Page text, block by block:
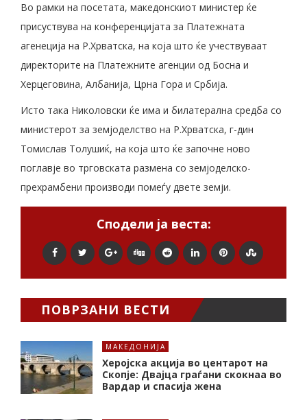
Во рамки на посетата, македонскиот министер ќе
присуствува на конференцијата за Платежната
агенеција на Р.Хрватска, на која што ќе учествуваат
директорите на Платежните агенции од Босна и
Херцеговина, Албанија, Црна Гора и Србија.
Исто така Николовски ќе има и билатерална средба со
министерот за земјоделство на Р.Хрватска, г-дин
Томислав Толушиќ, на која што ќе започне ново
поглавје во трговската размена со земјоделско-
прехрамбени производи помеѓу двете земји.
Сподели ја веста:
ПОВРЗАНИ ВЕСТИ
МАКЕДОНИЈА
Херојска акција во центарот на
Скопје: Двајца граѓани скокнаа во
Вардар и спасија жена